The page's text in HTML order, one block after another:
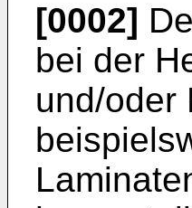
[0002]
bei der
und/oder